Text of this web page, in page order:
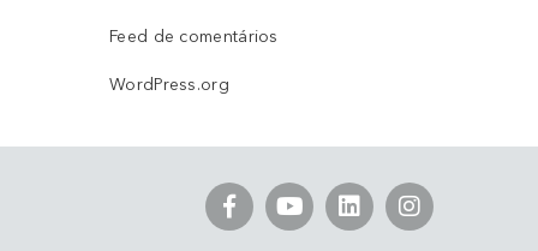
Feed de comentários
WordPress.org